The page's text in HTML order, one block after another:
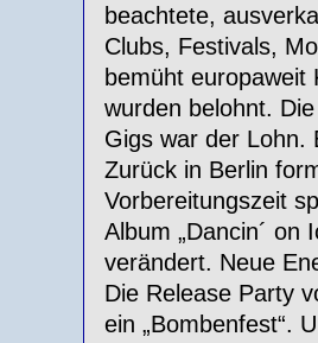
beachtete,
Clubs, Festivals,
bemüht europaweit
wurden belohnt.
Gigs war der Lohn.
Zurück in Berlin
Vorbereitungszeit
Album „Dancin´ on
verändert. Neue
Die Release Party
ein „Bombenfest“.